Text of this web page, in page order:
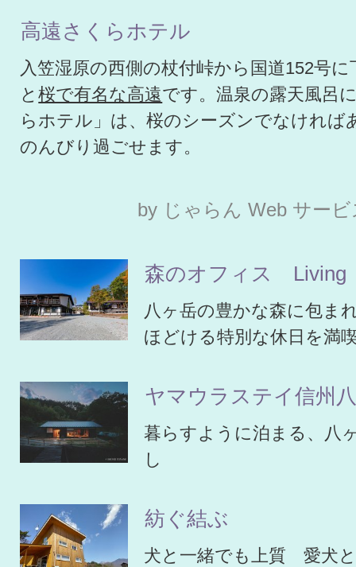
高遠さくらホテル
入笠湿原の西側の杖付峠から国道152号
と桜で有名な高遠です。温泉の露天風呂
らホテル」は、桜のシーズンでなければ
のんびり過ごせます。
by じゃらん Web サービ
森のオフィス Living
八ヶ岳の豊かな森に包ま
ほどける特別な休日を満
ヤマウラステイ信州
暮らすように泊まる、八
し
紡ぐ結ぶ
犬と一緒でも上質 愛犬